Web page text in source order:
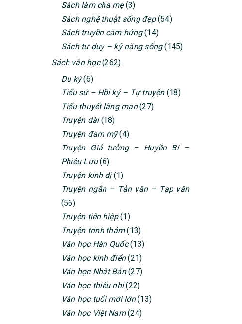
Sách làm cha mẹ(3)
Sách nghệ thuật sống đẹp(54)
Sách truyền cảm hứng(14)
Sách tư duy – kỹ năng sống(145)
Sách văn học(262)
Du ký(6)
Tiểu sử – Hồi ký – Tự truyện(18)
Tiểu thuyết lãng mạn(27)
Truyện dài(18)
Truyện đam mỹ(4)
Truyện Giả tưởng – Huyền Bí –
Phiêu Lưu(6)
Truyện kinh dị(1)
Truyện ngắn – Tản văn – Tạp văn
(56)
Truyện tiên hiệp(1)
Truyện trinh thám(13)
Văn học Hàn Quốc(13)
Văn học kinh điển(21)
Văn học Nhật Bản(27)
Văn học thiếu nhi(22)
Văn học tuổi mới lớn(13)
Văn học Việt Nam(24)